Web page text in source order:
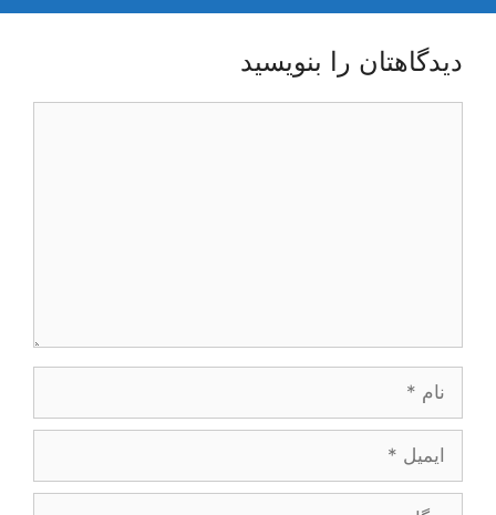
دیدگاهتان را بنویسید
ایمیل
وبگاه